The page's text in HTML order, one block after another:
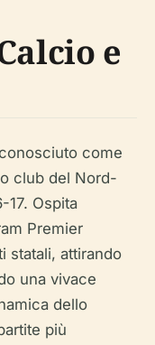
e
come
club del Nord-
17. Ospita
Premier
statali, attirando
una vivace
dello
più